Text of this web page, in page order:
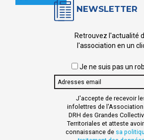
NEWSLETTER
Retrouvez l'actualité
l'association en un
Je ne suis pas un
J'accepte de recevoir
infolettres de l'Association
DRH des Grandes
Territoriales et atteste
connaissance de sa